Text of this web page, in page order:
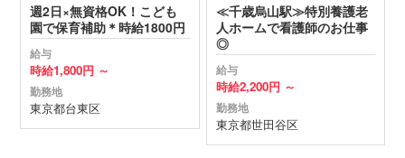
週2日×無資格OK！こども
園で保育補助＊時給1800円
給与
時給1,800円 ～
勤務地
東京都台東区
≪千歳烏山駅≫特別養護老
人ホームで看護師のお仕事
◎
給与
時給2,200円 ～
勤務地
東京都世田谷区